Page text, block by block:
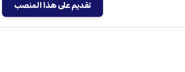
تقديم على هذا المنصب